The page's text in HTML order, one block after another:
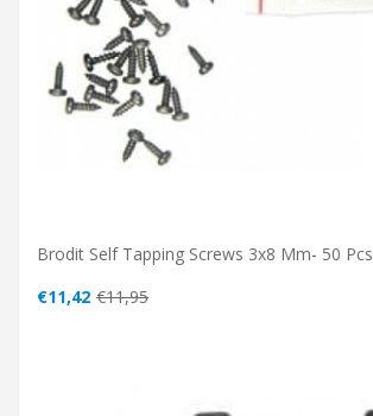
Brodit Self Tapping Screws 3x8 Mm- 50 Pcs
€11,42 €11,95